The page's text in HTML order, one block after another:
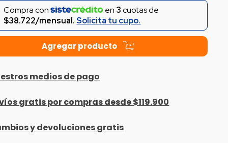
Compra con en 3cuotas de
$38.722/mensual.Solicita tu cupo.
medios de pago
gratis por compras desde $119.900
y devoluciones gratis